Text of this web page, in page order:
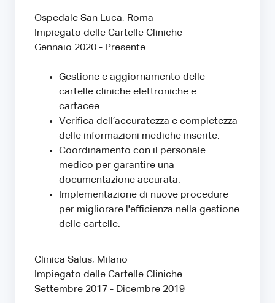
Ospedale San Luca, Roma
Impiegato delle Cartelle Cliniche
Gennaio 2020 - Presente
Gestione e aggiornamento delle
cartelle cliniche elettroniche e
cartacee.
Verifica dell’accuratezza e completezza
delle informazioni mediche inserite.
Coordinamento con il personale
medico per garantire una
documentazione accurata.
Implementazione di nuove procedure
per migliorare l'efficienza nella gestione
delle cartelle.
Clinica Salus, Milano
Impiegato delle Cartelle Cliniche
Settembre 2017 - Dicembre 2019